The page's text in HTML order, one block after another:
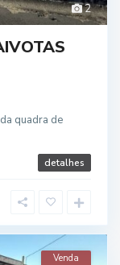
2
quadra de
detalhes
Venda